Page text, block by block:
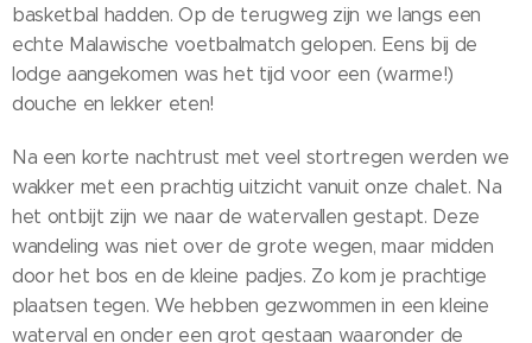
basketbal hadden. Op de terugweg zijn we langs een
echte Malawische voetbalmatch gelopen. Eens bij de
lodge aangekomen was het tijd voor een (warme!)
douche en lekker eten!
Na een korte nachtrust met veel stortregen werden we
wakker met een prachtig uitzicht vanuit onze chalet. Na
het ontbijt zijn we naar de watervallen gestapt. Deze
wandeling was niet over de grote wegen, maar midden
door het bos en de kleine padjes. Zo kom je prachtige
plaatsen tegen. We hebben gezwommen in een kleine
waterval en onder een grot gestaan waaronder de